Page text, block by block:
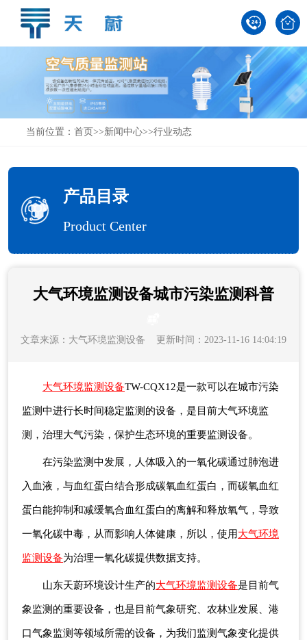
当前位置： 首页 >>新闻中心>>行业动态
产品目录
Product Center
大气环境监测设备城市污染监测科普
文章来源： 大气环境监测设备 更新时间：2023-11-16 14:04:19
大气环境监测设备TW-CQX12是一款可以在城市污染
监测中进行长时间稳定监测的设备，是目前大气环境监
测，治理大气污染，保护生态环境的重要监测设备。
在污染监测中发展，人体吸入的一氧化碳通过肺泡进
入血液，与血红蛋白结合形成碳氧血红蛋白，而碳氧血红
蛋白能抑制和减缓氧合血红蛋白的离解和释放氧气，导致
一氧化碳中毒，从而影响人体健康，所以，使用大气环境
监测设备为治理一氧化碳提供数据支持。
山东天蔚环境设计生产的大气环境监测设备是目前气
象监测的重要设备，也是目前气象研究、农林业发展、港
口气象监测等领域所需的设备，为我们监测气象变化提供